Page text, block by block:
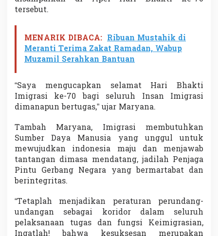
tersebut.
MENARIK DIBACA: Ribuan Mustahik di
Meranti Terima Zakat Ramadan, Wabup
Muzamil Serahkan Bantuan
“Saya mengucapkan selamat Hari Bhakti
Imigrasi ke-70 bagi seluruh Insan Imigrasi
dimanapun bertugas,” ujar Maryana.
Tambah Maryana, Imigrasi membutuhkan
Sumber Daya Manusia yang unggul untuk
mewujudkan indonesia maju dan menjawab
tantangan dimasa mendatang, jadilah Penjaga
Pintu Gerbang Negara yang bermartabat dan
berintegritas.
“Tetaplah menjadikan peraturan perundang-
undangan sebagai koridor dalam seluruh
pelaksanaan tugas dan fungsi Keimigrasian,